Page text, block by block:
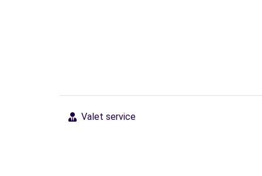
Valet service